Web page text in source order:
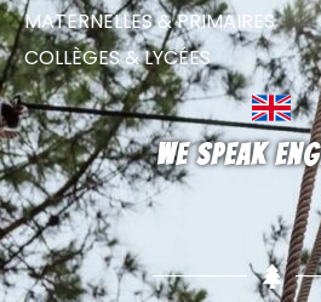
MATERNELLES & PRIMAIRES
COLLÈGES & LYCÉES
We speak